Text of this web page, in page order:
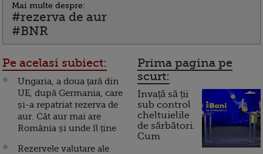
Mai multe despre:
#rezerva de aur
#BNR
Pe acelasi subiect:
Ungaria, a doua țară din
UE, după Germania, care
și-a repatriat rezerva de
aur. Cât aur mai are
România și unde îl ține
Rezervele valutare ale
Prima pagina pe
scurt:
Invață să ții
sub control
cheltuielile
de sărbători.
Cum